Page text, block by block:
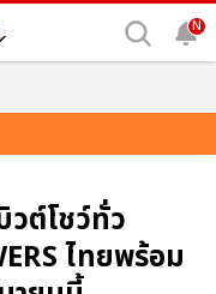
N
วต์โชว์ทั่ว
ไทยพร้อม